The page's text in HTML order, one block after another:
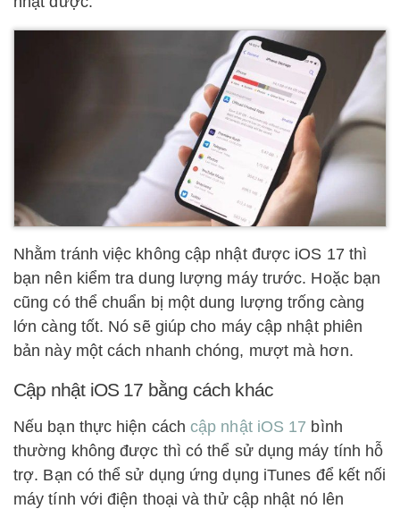
Nhằm tránh việc không cập nhật được iOS 17 thì
bạn nên kiểm tra dung lượng máy trước. Hoặc bạn
cũng có thể chuẩn bị một dung lượng trống càng
lớn càng tốt. Nó sẽ giúp cho máy cập nhật phiên
bản này một cách nhanh chóng, mượt mà hơn.
Cập nhật iOS 17 bằng cách khác
Nếu bạn thực hiện cáchcập nhật iOS 17 bình
thường không được thì có thể sử dụng máy tính hỗ
trợ. Bạn có thể sử dụng ứng dụng iTunes để kết nối
máy tính với điện thoại và thử cập nhật nó lên